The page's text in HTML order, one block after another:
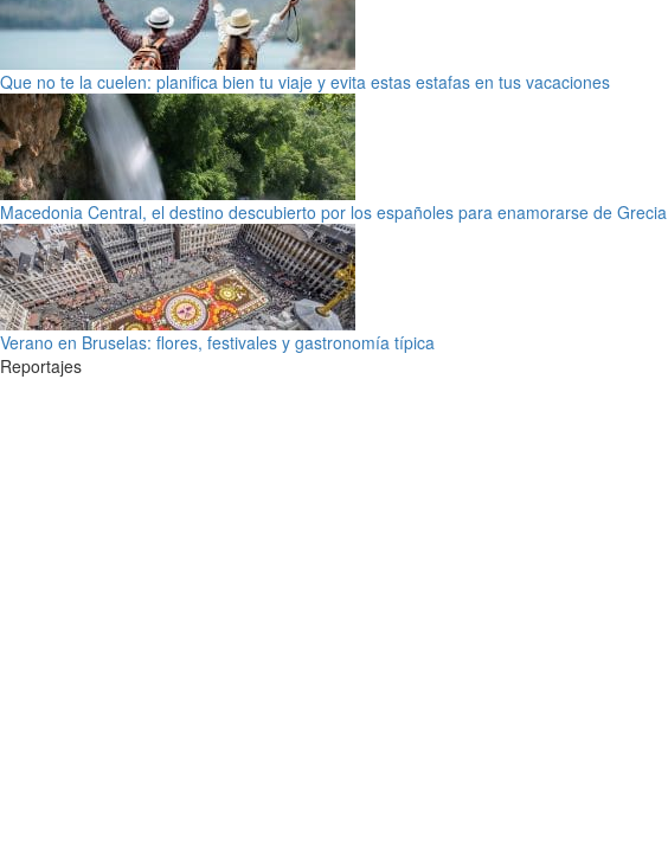
Que no te la cuelen: planifica bien tu viaje y evita estas estafas en tus vacaciones
Macedonia Central, el destino descubierto por los españoles para enamorarse de Grecia
Verano en Bruselas: flores, festivales y gastronomía típica
Reportajes